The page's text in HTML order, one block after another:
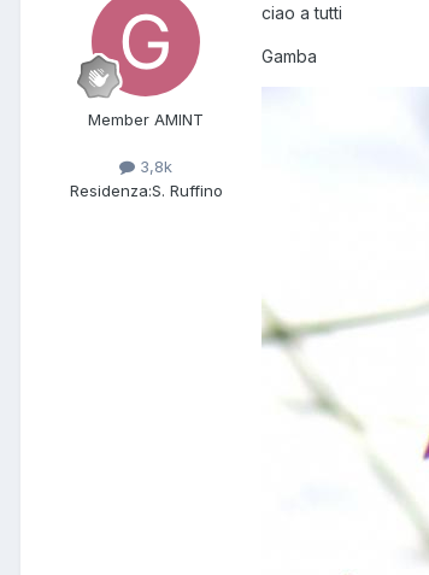
Member AMINT
3,8k
Residenza:S. Ruffino
ciao a tutti
Gamba